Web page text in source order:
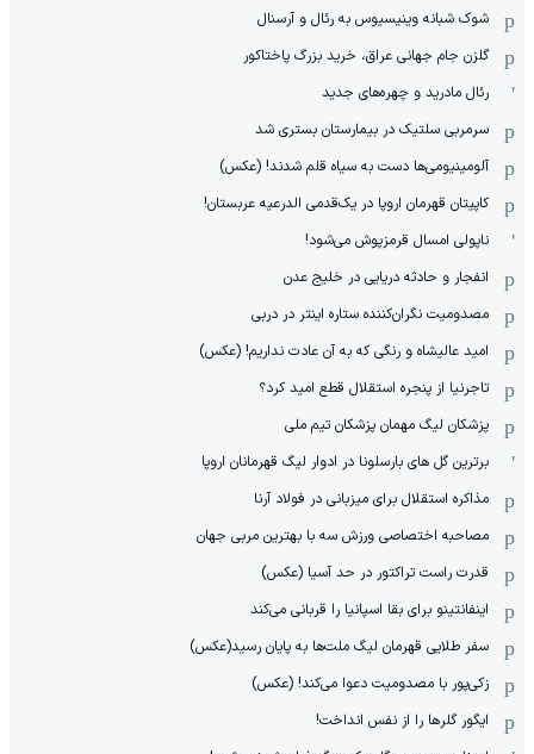
شوک شبانه وینیسیوس به رئال و آرسنال
گلزن جام جهانی عراق، خرید بزرگ پاختاکور
رئال مادرید و چهره‌های جدید
سرمربی سلتیک در بیمارستان بستری شد
آلومینیومی‌ها دست به سیاه قلم شدند! (عکس)
کاپیتان قهرمان اروپا در یک‌قدمی الدرعیه عربستان!
ناپولی امسال قرمزپوش می‌شود!
انفجار و حادثه دریایی در خلیج عدن
مصدومیت نگران‌کننده ستاره اینتر در دربی
امید عالیشاه و رنگی که به آن عادت نداریم! (عکس)
تاجرنیا از پنجره استقلال قطع امید کرد؟
پزشکان لیگ مهمان پزشکان تیم ملی
برترین گل های بارسلونا در ادوار لیگ قهرمانان اروپا
مذاکره استقلال برای میزبانی در فولاد آرنا
مصاحبه اختصاصی ورزش سه با بهترین مربی جهان
قدرت راست تراکتور در حد آسیا (عکس)
اینفانتینو برای بقا اسپانیا را قربانی می‌کند
سفر طلایی قهرمان لیگ ملت‌ها به پایان رسید(عکس)
زکی‌پور با مصدومیت دعوا می‌کند! (عکس)
ایگور گلرها را از نفس انداخت!